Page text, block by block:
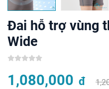
Đai hỗ trợ vùng
Wide
1,080,000 đ